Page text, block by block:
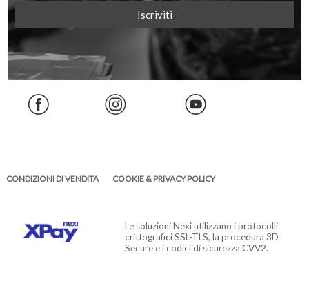
CONDIZIONI DI VENDITA COOKIE & PRIVACY POLICY
Le soluzioni Nexi utilizzano i protocolli
crittografici SSL-TLS, la procedura 3D
Secure e i codici di sicurezza CVV2.